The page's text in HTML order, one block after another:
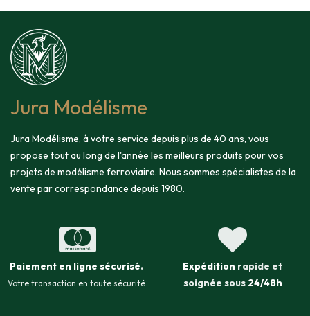
Jura Modélisme
Jura Modélisme, à votre service depuis plus de 40 ans, vous
propose tout au long de l'année les meilleurs produits pour vos
projets de modélisme ferroviaire. Nous sommes spécialistes de la
vente par correspondance depuis 1980.
Paiement en ligne sécurisé.
Votre transaction en toute sécurité.
Expédition rapide et
soignée sous 24/48h